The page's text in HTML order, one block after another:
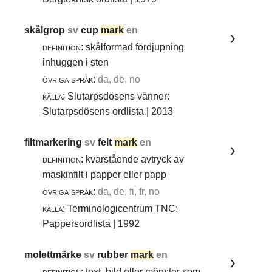
skålgropsvcup mark en
definition: skålformad fördjupning
inhuggen i sten
övriga språk: da, de, no
källa: Slutarpsdösens vänner:
Slutarpsdösens ordlista | 2013
filtmarkeringsvfelt mark en
definition: kvarstående avtryck av
maskinfilt i papper eller papp
övriga språk: da, de, fi, fr, no
källa: Terminologicentrum TNC:
Pappersordlista | 1992
molettmärkesv rubber mark en